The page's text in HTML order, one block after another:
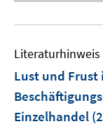
Literaturhinweis
Lust und
Einzelhandel